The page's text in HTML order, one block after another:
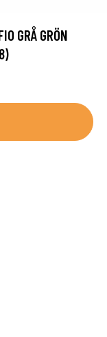
GRÅ GRÖN